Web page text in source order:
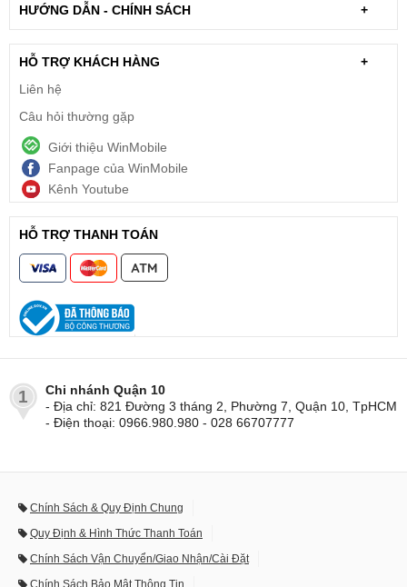
HƯỚNG DẪN - CHÍNH SÁCH +
HỖ TRỢ KHÁCH HÀNG
+
Liên hệ
Câu hỏi thường gặp
Giới thiệu WinMobile
Fanpage của WinMobile
Kênh Youtube
HỖ TRỢ THANH TOÁN
1
Chi nhánh Quận 10
- Địa chỉ: 821 Đường 3 tháng 2, Phường 7, Quận 10, TpHCM
- Điện thoại: 0966.980.980 - 028 66707777
Chính Sách & Quy Định Chung
Quy Định & Hình Thức Thanh Toán
Chính Sách Vận Chuyển/Giao Nhận/Cài Đặt